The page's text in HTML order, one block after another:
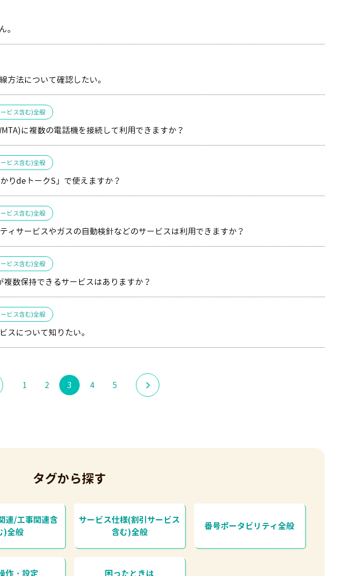
。
方法について確認したい。
ビス含む)全般
に複数の電話機を接続して利用できますか？
ビス含む)全般
りdeトークS」で使えますか？
ビス含む)全般
ィサービスやガスの自動検針などのサービスは利用できますか？
ビス含む)全般
複数保持できるサービスはありますか？
ビス含む)全般
スについて知りたい。
1 2 3 4 5
タグから探す
連/工事関連含
)全般
サービス仕様(割引サービス
含む)全般
番号ポータビリティ全般
作・設定 困ったときは